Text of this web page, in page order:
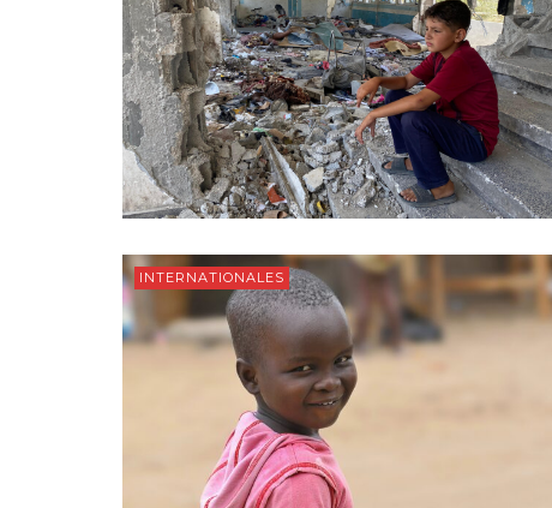
INTERNATIONALES